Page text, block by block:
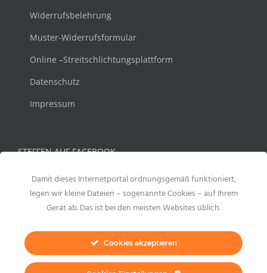
Widerrufsbelehrung
Muster-Widerrufsformular
Online –Streitschlichtungsplattform
Datenschutz
Impressum
STEFFEN AUF FACEBOOK
Damit dieses Internetportal ordnungsgemäß funktioniert,
legen wir kleine Dateien – sogenannte Cookies – auf Ihrem
Gerät ab. Das ist bei den meisten Websites üblich.
Cookies akzeptieren